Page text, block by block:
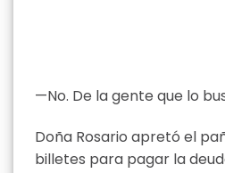
—No. De la gente que lo
Doña Rosario apretó el
billetes para pagar la